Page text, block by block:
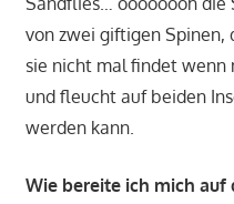
von zwei giftigen Spinen,
sie nicht mal findet wenn
und fleucht auf beiden
werden kann.
Wie bereite ich mich auf